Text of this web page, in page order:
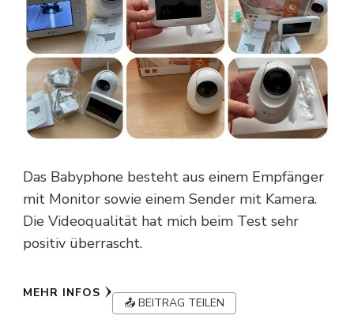
Das Babyphone besteht aus einem Empfänger
mit Monitor sowie einem Sender mit Kamera.
Die Videoqualität hat mich beim Test sehr
positiv überrascht.
MEHR INFOS
📤 BEITRAG TEILEN